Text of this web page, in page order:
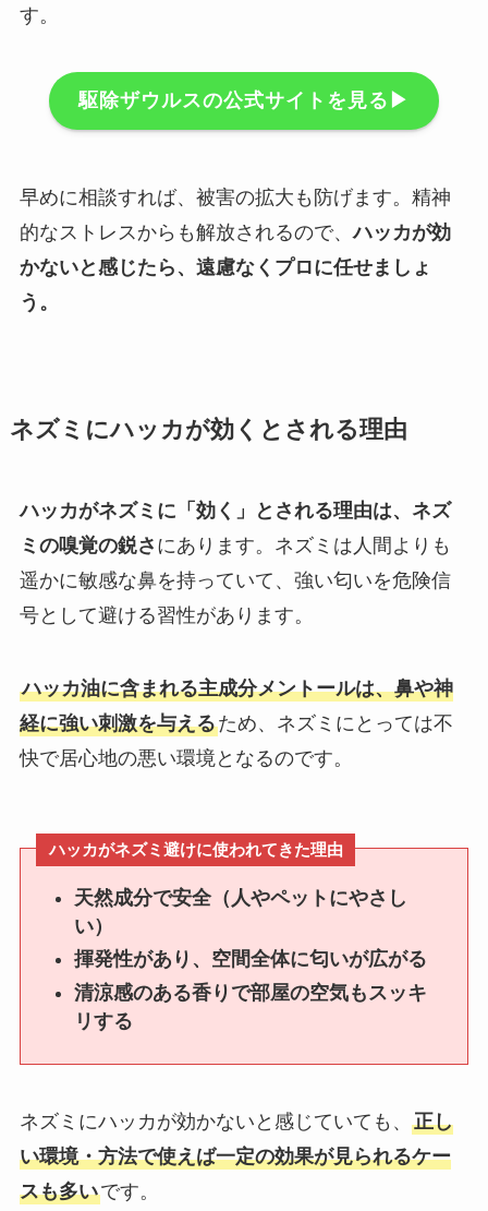
す。
駆除ザウルスの公式サイトを見る▶︎
早めに相談すれば、被害の拡大も防げます。精神
的なストレスからも解放されるので、ハッカが効
かないと感じたら、遠慮なくプロに任せましょ
う。
ネズミにハッカが効くとされる理由
ハッカがネズミに「効く」とされる理由は、ネズ
ミの嗅覚の鋭さ にあります。ネズミは人間よりも
遥かに敏感な鼻を持っていて、強い匂いを危険信
号として避ける習性があります。
ハッカ油に含まれる主成分メントールは、鼻や神
経に強い刺激を与えるため、ネズミにとっては不
快で居心地の悪い環境となるのです。
ハッカがネズミ避けに使われてきた理由
天然成分で安全（人やペットにやさし
い）
揮発性があり、空間全体に匂いが広がる
清涼感のある香りで部屋の空気もスッキ
リする
ネズミにハッカが効かないと感じていても、 正し
い環境・方法で使えば一定の効果が見られるケー
スも多いです。